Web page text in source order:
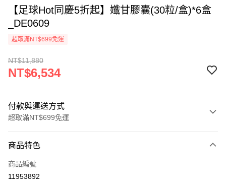
【足球Hot同慶5折起】孅甘膠囊(30粒/盒)*6盒
_DE0609
超取滿NT$699免運
NT$11,880
NT$6,534
付款與運送方式
超取滿NT$699免運
信用卡一次付款
超商取貨付款
商品特色
商品編號
11953892